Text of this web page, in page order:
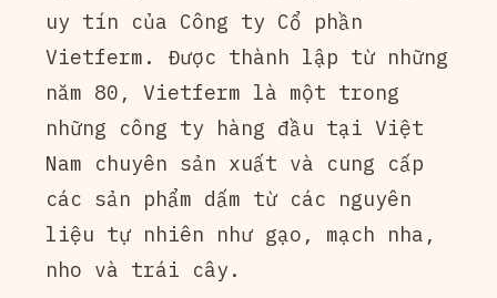
uy tín của Công ty Cổ phần
Vietferm. Được thành lập từ những
năm 80, Vietferm là một trong
những công ty hàng đầu tại Việt
Nam chuyên sản xuất và cung cấp
các sản phẩm dấm từ các nguyên
liệu tự nhiên như gạo, mạch nha,
nho và trái cây.